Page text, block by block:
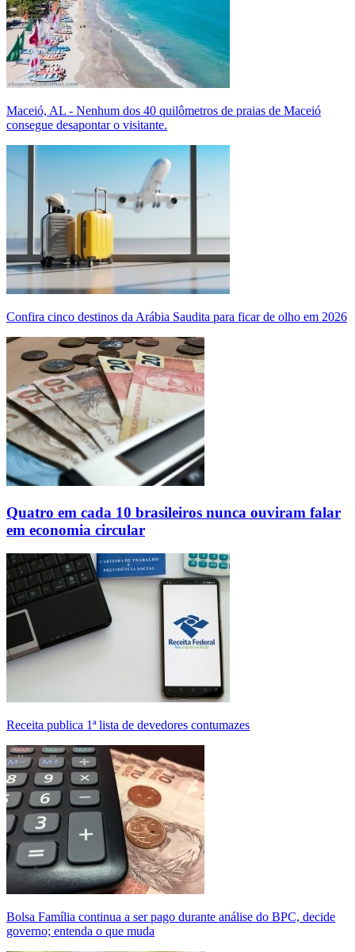
Maceió, AL - Nenhum dos 40 quilômetros de praias de Maceió
consegue desapontar o visitante.
Confira cinco destinos da Arábia Saudita para ficar de olho em 2026
Quatro em cada 10 brasileiros nunca ouviram falar
em economia circular
Receita publica 1ª lista de devedores contumazes
Bolsa Família continua a ser pago durante análise do BPC, decide
governo; entenda o que muda